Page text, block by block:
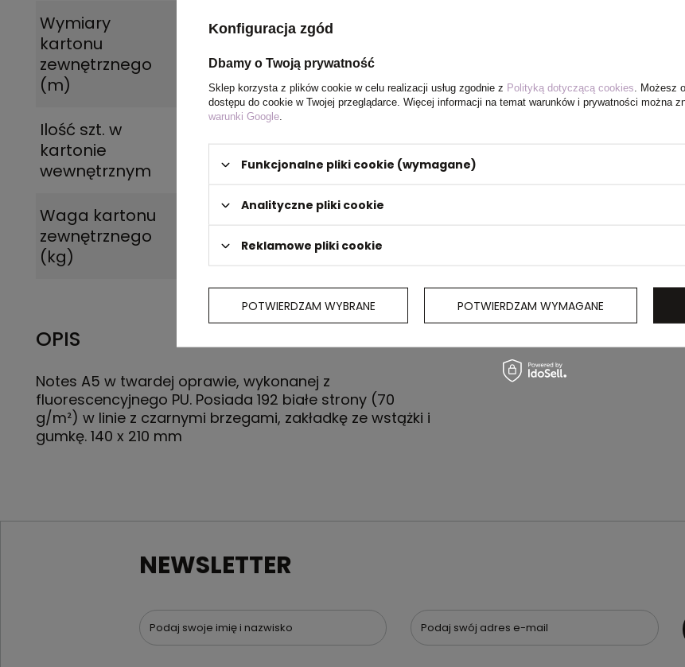
Wymiary
kartonu
zewnętrznego
(m)
0.42x0.34x0.26
Ilość szt. w
kartonie
wewnętrznym
Waga kartonu
zewnętrznego
(kg)
14.000
OPIS
Notes A5 w twardej oprawie, wykonanej z
fluorescencyjnego PU. Posiada 192 białe strony (70
g/m²) w linie z czarnymi brzegami, zakładkę ze wstążki i
gumkę. 140 x 210 mm
NEWSLETTER
Podaj swoje imię i nazwisko Podaj swój adres e-mail
Konfiguracja zgód
Dbamy o Twoją prywatność
Sklep korzysta z plików cookie w celu realizacji usług zgodnie z Polityką dotyczącą cookies . Możesz
dostępu do cookie w Twojej przeglądarce. Więcej informacji na temat warunków i prywatności można
warunki Google
Funkcjonalne pliki cookie (wymagane)
Analityczne pliki cookie
Reklamowe pliki cookie
POTWIERDZAM WYBRANE POTWIERDZAM WYMAGANE